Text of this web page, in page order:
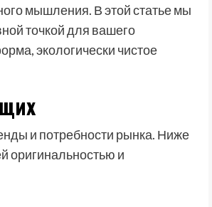
мышления. В этой статье мы
точкой для вашего
экологически чистое
и потребности рынка. Ниже
оригинальностью и